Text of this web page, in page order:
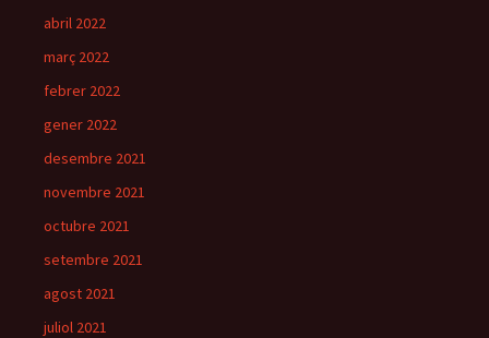
abril 2022
març 2022
febrer 2022
gener 2022
desembre 2021
novembre 2021
octubre 2021
setembre 2021
agost 2021
juliol 2021